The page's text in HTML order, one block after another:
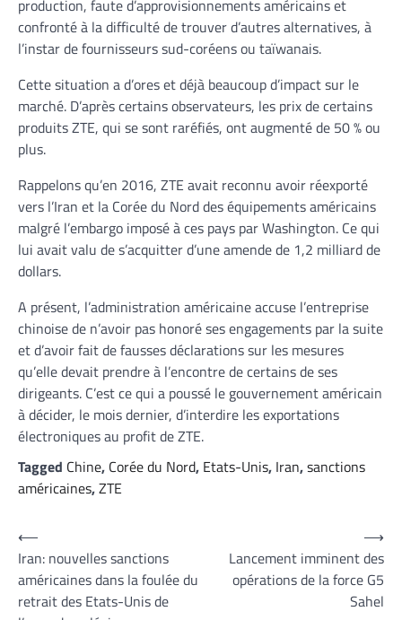
production, faute d’approvisionnements américains et
confronté à la difficulté de trouver d’autres alternatives, à
l’instar de fournisseurs sud-coréens ou taïwanais.
Cette situation a d’ores et déjà beaucoup d’impact sur le
marché. D’après certains observateurs, les prix de certains
produits ZTE, qui se sont raréfiés, ont augmenté de 50 % ou
plus.
Rappelons qu’en 2016, ZTE avait reconnu avoir réexporté
vers l’Iran et la Corée du Nord des équipements américains
malgré l’embargo imposé à ces pays par Washington. Ce qui
lui avait valu de s’acquitter d’une amende de 1,2 milliard de
dollars.
A présent, l’administration américaine accuse l’entreprise
chinoise de n’avoir pas honoré ses engagements par la suite
et d’avoir fait de fausses déclarations sur les mesures
qu’elle devait prendre à l’encontre de certains de ses
dirigeants. C’est ce qui a poussé le gouvernement américain
à décider, le mois dernier, d’interdire les exportations
électroniques au profit de ZTE.
Tagged Chine, Corée du Nord, Etats-Unis, Iran,sanctions
américaines,ZTE
Navigation
de
l’article
⟵
Iran: nouvelles sanctions
américaines dans la foulée du
retrait des Etats-Unis de
Lancement imminent des
opérations de la force G5
Sahel
⟶